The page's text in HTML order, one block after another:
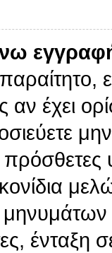
έχει
ένταξη